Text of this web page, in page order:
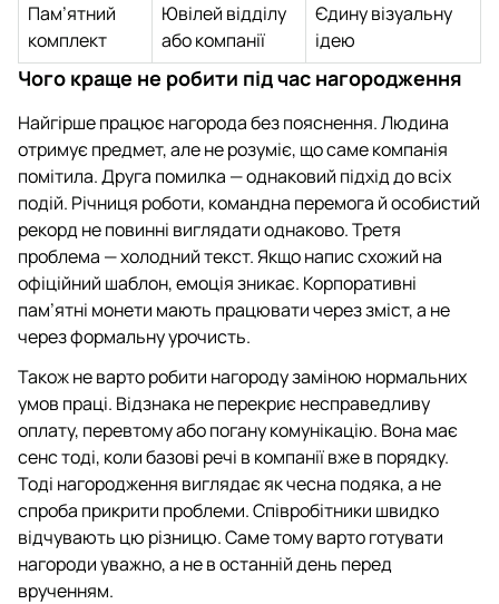
Пам’ятний
комплект
Ювілей відділу
або компанії
Єдину візуальну
ідею
Чого краще не робити під час нагородження
Найгірше працює нагорода без пояснення. Людина
отримує предмет, але не розуміє, що саме компанія
помітила. Друга помилка — однаковий підхід до всіх
подій. Річниця роботи, командна перемога й особистий
рекорд не повинні виглядати однаково. Третя
проблема — холодний текст. Якщо напис схожий на
офіційний шаблон, емоція зникає. Корпоративні
пам’ятні монети мають працювати через зміст, а не
через формальну урочисть.
Також не варто робити нагороду заміною нормальних
умов праці. Відзнака не перекриє несправедливу
оплату, перевтому або погану комунікацію. Вона має
сенс тоді, коли базові речі в компанії вже в порядку.
Тоді нагородження виглядає як чесна подяка, а не
спроба прикрити проблеми. Співробітники швидко
відчувають цю різницю. Саме тому варто готувати
нагороди уважно, а не в останній день перед
врученням.